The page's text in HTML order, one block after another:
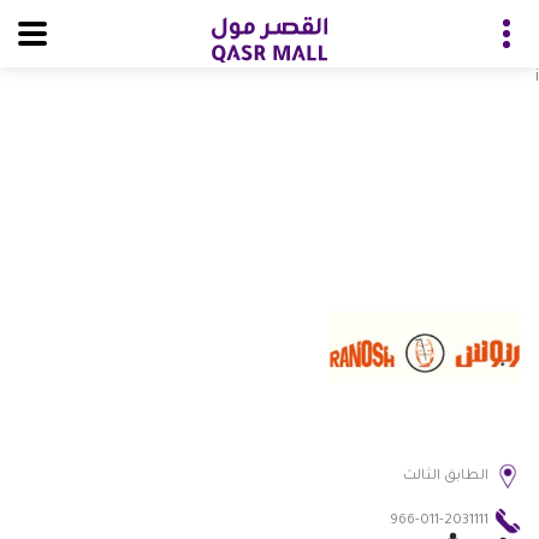
i
الطابق الثالث
966-011-2031111